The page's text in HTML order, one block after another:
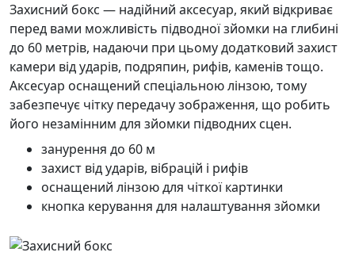
Захисний бокс — надійний аксесуар, який відкриває
перед вами можливість підводної зйомки на глибині
до 60 метрів, надаючи при цьому додатковий захист
камери від ударів, подряпин, рифів, каменів тощо.
Аксесуар оснащений спеціальною лінзою, тому
забезпечує чітку передачу зображення, що робить
його незамінним для зйомки підводних сцен.
занурення до 60 м
захист від ударів, вібрацій і рифів
оснащений лінзою для чіткої картинки
кнопка керування для налаштування зйомки